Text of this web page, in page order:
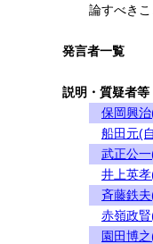
論すべきこ
発言者一覧
説明・質疑者等
保岡興
船田元(
武正公
井上英
斉藤鉄
赤嶺政
園田博